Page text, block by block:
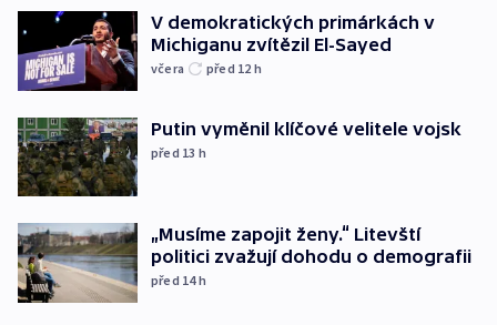
V demokratických primárkách v
Michiganu zvítězil El-Sayed
včera před 12 h
Putin vyměnil klíčové velitele vojsk
před 13 h
„Musíme zapojit ženy.“ Litevští
politici zvažují dohodu o demografii
před 14h